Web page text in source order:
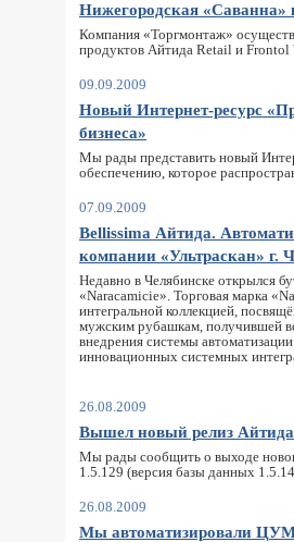
Нижегородская
Компания «Торгмонтаж»
продуктов Айтида Retail и Frontol
09.09.2009
Новый Интернет-ресурс
бизнеса»
Мы рады представить новый
обеспечению, которое
07.09.2009
Bellissima Айтида.
компании «Ультраскан» г.
Недавно в Челябинске открылся
«Naracamicie». Торговая марка
интегральной коллекцией,
мужским рубашкам, получившей
внедрения системы
инновационных системных
26.08.2009
Вышел новый релиз Айтида
Мы рады сообщить о выходе
1.5.129 (версия базы данных
26.08.2009
Мы автоматизировали